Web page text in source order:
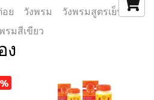
ย
วังพรม
วังพรมสูตรเย็น
รมสีเขียว
ง